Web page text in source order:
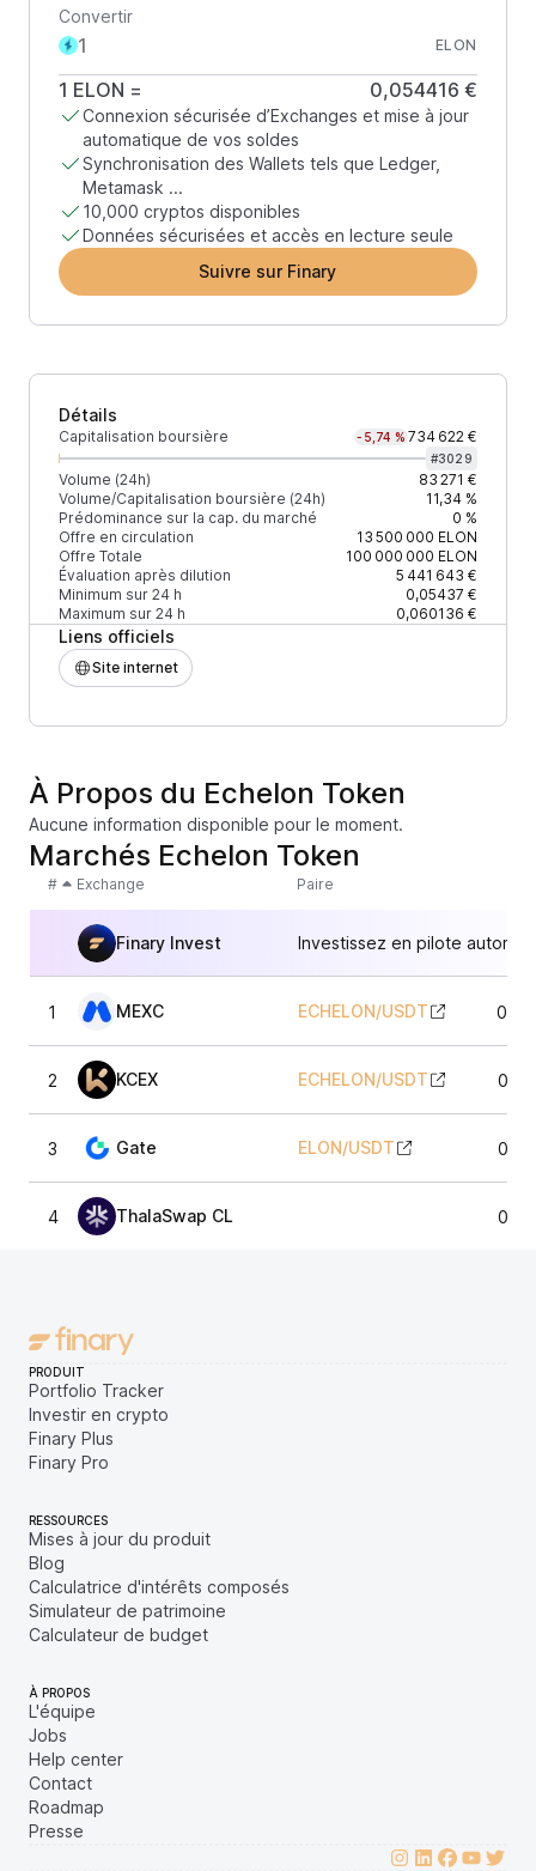
Convertir
ELON
1 ELON = 0,054416 €
Connexion sécurisée d’Exchanges et mise à jour
automatique de vos soldes
Synchronisation des Wallets tels que Ledger,
Metamask ...
10,000 cryptos disponibles
Données sécurisées et accès en lecture seule
Suivre sur Finary
Détails
Capitalisation boursière -5,74 % 734 622 €
#3029
Volume (24h)
83 271 €
Volume/Capitalisation boursière (24h)
11,34 %
Prédominance sur la cap. du marché
0 %
Offre en circulation
13 500 000 ELON
Offre Totale
100 000 000 ELON
Évaluation après dilution
5 441 643 €
Minimum sur 24 h
0,05437 €
Maximum sur 24 h
0,060136 €
Liens officiels
Site internet
À Propos du Echelon Token
Aucune information disponible pour le moment.
Marchés Echelon Token
# Exchange Paire
Finary Invest Investissez en pilote
1 MEXC ECHELON/USDT
2 KCEX ECHELON/USDT
3 Gate ELON/USDT
4 ThalaSwap CL
PRODUIT
Portfolio Tracker
Investir en crypto
Finary Plus
Finary Pro
RESSOURCES
Mises à jour du produit
Blog
Calculatrice d'intérêts composés
Simulateur de patrimoine
Calculateur de budget
À PROPOS
L'équipe
Jobs
Help center
Contact
Roadmap
Presse